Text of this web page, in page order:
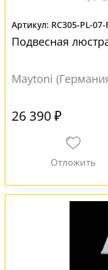
RC305-PL-07-
Подвесная
Maytoni
26 390 ₽